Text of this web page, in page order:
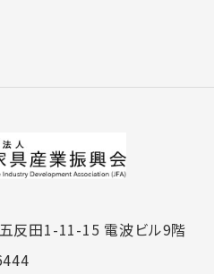
反田1-11-15 電波ビル9階